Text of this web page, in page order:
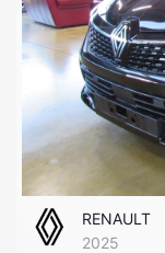
RENAULT
2025